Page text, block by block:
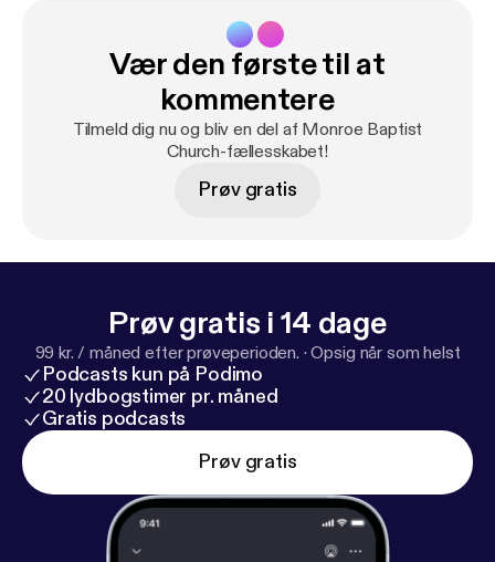
Vær den første til at
kommentere
Tilmeld dig nu og bliv en del af Monroe Baptist
Church-fællesskabet!
Prøv gratis
Prøv gratis i 14 dage
99 kr. / måned efter prøveperioden. ·Opsig når som helst
Podcasts kun på Podimo
20 lydbogstimer pr. måned
Gratis podcasts
Prøv gratis